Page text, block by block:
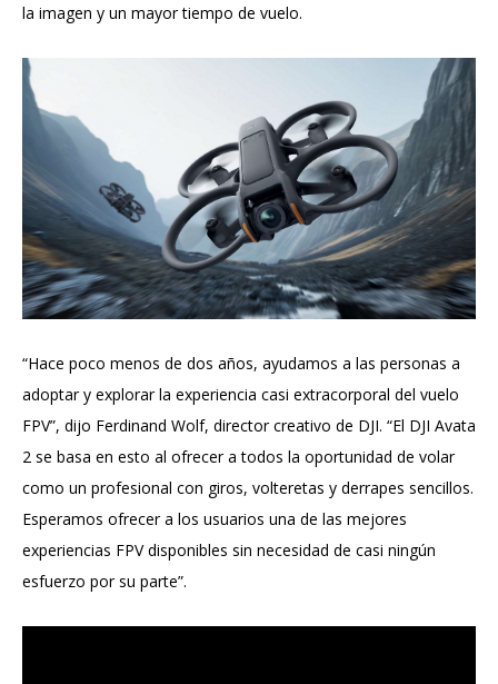
la imagen y un mayor tiempo de vuelo.
“Hace poco menos de dos años, ayudamos a las personas a
adoptar y explorar la experiencia casi extracorporal del vuelo
FPV”, dijo Ferdinand Wolf, director creativo de DJI. “El DJI Avata
2 se basa en esto al ofrecer a todos la oportunidad de volar
como un profesional con giros, volteretas y derrapes sencillos.
Esperamos ofrecer a los usuarios una de las mejores
experiencias FPV disponibles sin necesidad de casi ningún
esfuerzo por su parte”.